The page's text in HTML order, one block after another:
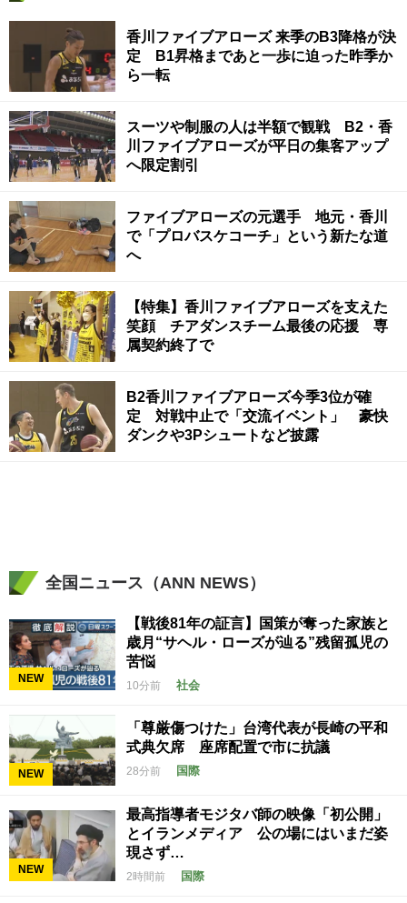
香川ファイブアローズ 来季のB3降格が決
定 B1昇格まであと一歩に迫った昨季か
ら一転
スーツや制服の人は半額で観戦 B2・香
川ファイブアローズが平日の集客アップ
へ限定割引
ファイブアローズの元選手 地元・香川
で「プロバスケコーチ」という新たな道
へ
【特集】香川ファイブアローズを支えた
笑顔 チアダンスチーム最後の応援 専
属契約終了で
B2香川ファイブアローズ今季3位が確
定 対戦中止で「交流イベント」 豪快
ダンクや3Pシュートなど披露
全国ニュース（ANN NEWS）
NEW
【戦後81年の証言】国策が奪った家族と
歳月“サヘル・ローズが辿る”残留孤児の
苦悩
10分前 社会
NEW
「尊厳傷つけた」台湾代表が長崎の平和
式典欠席 座席配置で市に抗議
28分前 国際
NEW
最高指導者モジタバ師の映像「初公開」
とイランメディア 公の場にはいまだ姿
現さず…
2時間前 国際